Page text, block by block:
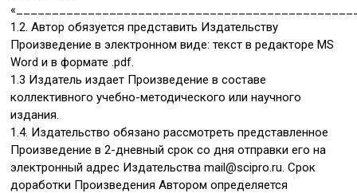
1.2. Автор обязуется представить Издательству
Произведение в электронном виде: текст в редакторе MS
Word и в формате .pdf.
1.3 Издатель издает Произведение в составе
коллективного учебно-методического или научного
издания.
1.4. Издательство обязано рассмотреть представленное
Произведение в 2-дневный срок со дня отправки его на
электронный адрес Издательства mail@scipro.ru. Срок
доработки Произведения Автором определяется